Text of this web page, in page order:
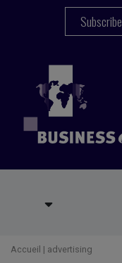
Subscribe
Accueil | advertising